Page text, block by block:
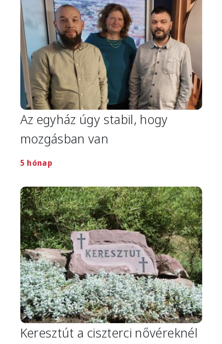
Az egyház úgy stabil, hogy
mozgásban van
5 hónap
Image
Keresztút a ciszterci nővéreknél